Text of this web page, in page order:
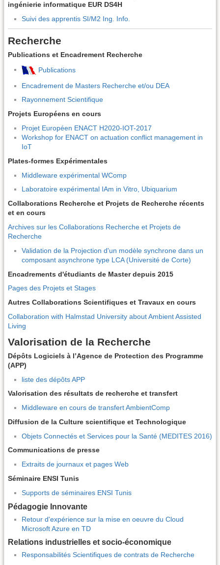
ingénierie informatique EUR DS4H
Suivi des apprentis SI/M2 Ing. Info.
Recherche
Publications et Encadrement Recherche
Publications
Encadrement de Masters Recherche et/ou DEA
Rayonnement Scientifique
Projets Européens en cours
Projet Européen ENACT H2020-IOT-2017
Workshop for ENACT on actuation conflict management in
IoT
Plates-formes Expérimentales
Middleware expérimental WComp
Laboratoire expérimental IAm in Vitro, Ubiquarium
Collaborations Recherche et Projets de Recherche récents
et en cours
Archives sur les Collaborations Recherche et Projets de
Recherche
Validation de la Projection d'un modèle synchrone dans un
composant asynchrone type LCA (Université de Corte)
Encadrements d'étudiants de Master depuis 2015
Pages des Projets et Stages
Autres Collaborations Scientifiques et Travaux en cours
Collaboration with Halmstad University about Ambient Assisted
Living
Valorisation de la Recherche
Dépôts Logiciels à l’Agence de Protection des Programme
(APP)
liste des dépôts APP
Valorisation des résultats de recherche et transfert
Middleware en cours de transfert AmbientComp
Diffusion de la Culture scientifique et Technologique
Objets Connectés et Services pour la Santé (MEDITES 2016)
Communications de presse
Extraits de journaux et pages Web
Séminaire ENSI Tunis
Supports de séminaires ENSI Tunis
Pédagogie Innovante
Retour d'expérience sur la mise en oeuvre du Cloud
Microsoft Azure en TD
Relations industrielles et socio-économique
Responsabilités Scientifiques de contrats de Recherche